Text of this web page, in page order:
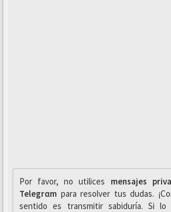
Por favor, no utilices mensajes
Telegrαm para resolver tus dudas.
sentido es transmitir sabiduría. Si lo